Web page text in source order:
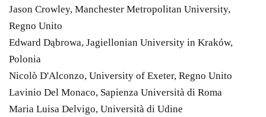
Jason Crowley, Manchester Metropolitan University,
Regno Unito
Edward Dąbrowa, Jagiellonian University in Kraków,
Polonia
Nicolò D'Alconzo, University of Exeter, Regno Unito
Lavinio Del Monaco, Sapienza Università di Roma
Maria Luisa Delvigo, Università di Udine